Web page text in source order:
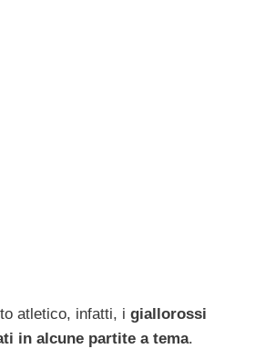
atletico, infatti, i giallorossi
in alcune partite a tema.